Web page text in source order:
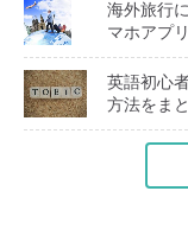
海外旅行
マホアプ
英語初心
方法をま